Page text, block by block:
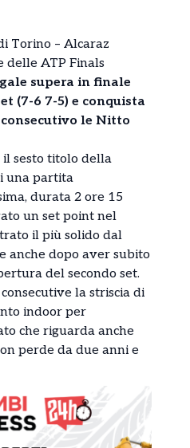
Torino – Alcaraz
delle ATP Finals
supera in finale
(7-6 7-5) e conquista
le Nitto
il sesto titolo della
una partita
durata 2 ore 15
un set point nel
il più solido dal
anche dopo aver subito
del secondo set.
la striscia di
indoor per
che riguarda anche
perde da due anni e